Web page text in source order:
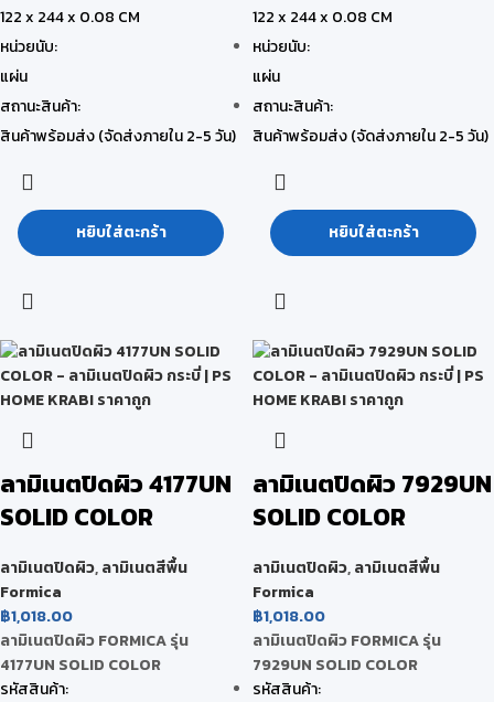
122 x 244 x 0.08 CM
หน่วยนับ:
แผ่น
สถานะสินค้า:
สินค้าพร้อมส่ง (จัดส่งภายใน 2-5 วัน)
หยิบใส่ตะกร้า
122 x 244 x 0.08 CM
หน่วยนับ:
แผ่น
สถานะสินค้า:
สินค้าพร้อมส่ง (จัดส่งภายใน 2-5 วัน)
หยิบใส่ตะกร้า
ลามิเนตปิดผิว 4177UN
SOLID COLOR
ลามิเนตปิดผิว,ลามิเนตสีพื้น
Formica
฿1,018.00
ลามิเนตปิดผิว FORMICA รุ่น
4177UN SOLID COLOR
รหัสสินค้า:
ลามิเนตปิดผิว 7929UN
SOLID COLOR
ลามิเนตปิดผิว,ลามิเนตสีพื้น
Formica
฿1,018.00
ลามิเนตปิดผิว FORMICA รุ่น
7929UN SOLID COLOR
รหัสสินค้า: